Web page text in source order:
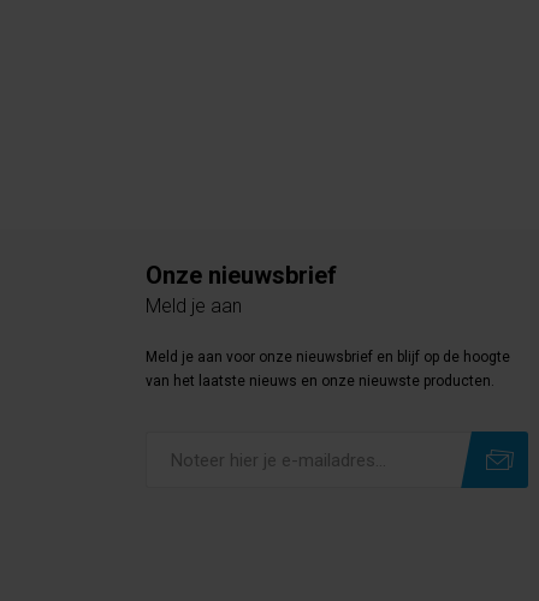
Onze nieuwsbrief
Meld je aan
Meld je aan voor onze nieuwsbrief en blijf op de hoogte
van het laatste nieuws en onze nieuwste producten.